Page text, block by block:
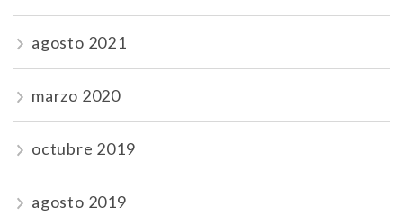
agosto 2021
marzo 2020
octubre 2019
agosto 2019